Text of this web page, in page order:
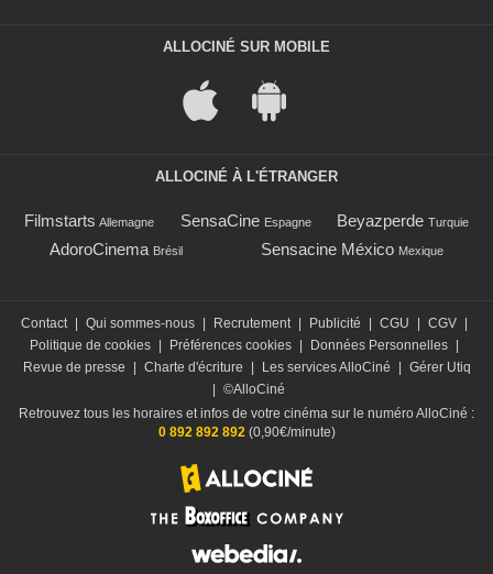
ALLOCINÉ SUR MOBILE
ALLOCINÉ À L'ÉTRANGER
Filmstarts Allemagne SensaCine Espagne Beyazperde Turquie
AdoroCinema Brésil Sensacine México Mexique
Contact Qui sommes-nous Recrutement Publicité CGU CGV
Politique de cookies
Préférences cookies Données Personnelles
Revue de presse
Charte d'écriture Les services AlloCiné
Gérer Utiq
©AlloCiné
Retrouvez tous les horaires et infos de votre cinéma sur le numéro AlloCiné :
0 892 892 892(0,90€/minute)